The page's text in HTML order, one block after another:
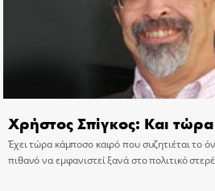
Χρήστος Σπίγκος: Και
Έχει τώρα κάμποσο καιρό που συζητιέται το
πιθανό να εμφανιστεί ξανά στο πολιτικό